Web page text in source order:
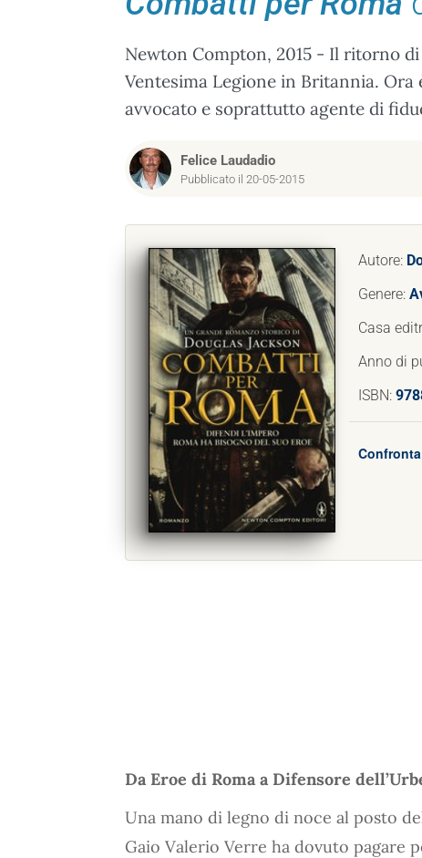
Newton Compton, 2015 - Il ritorno
Ventesima Legione in Britannia.
avvocato e soprattutto agente di
Felice Laudadio
Pubblicato il 20-05-2015
Autore:
Genere:
Casa
Anno di
ISBN:
Da Eroe di Roma a Difensore
Una mano di legno di noce al posto
Gaio Valerio Verre ha dovuto pagare